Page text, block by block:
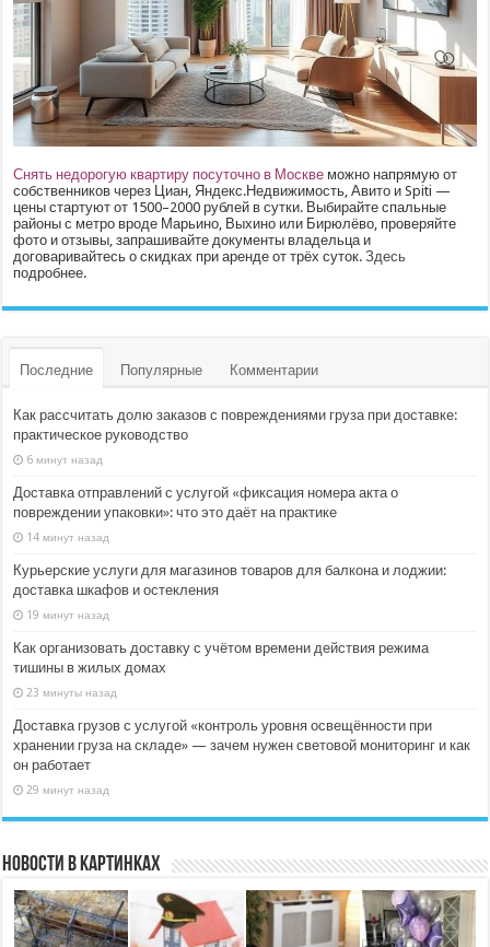
Снять недорогую квартиру посуточно в Москве можно напрямую от
собственников через Циан, Яндекс.Недвижимость, Авито и Spiti —
цены стартуют от 1500–2000 рублей в сутки. Выбирайте спальные
районы с метро вроде Марьино, Выхино или Бирюлёво, проверяйте
фото и отзывы, запрашивайте документы владельца и
договаривайтесь о скидках при аренде от трёх суток.Здесь
подробнее.
Последние Популярные Комментарии
Как рассчитать долю заказов с повреждениями груза при доставке:
практическое руководство
6 минут назад
Доставка отправлений с услугой «фиксация номера акта о
повреждении упаковки»: что это даёт на практике
14 минут назад
Курьерские услуги для магазинов товаров для балкона и лоджии:
доставка шкафов и остекления
19 минут назад
Как организовать доставку с учётом времени действия режима
тишины в жилых домах
23 минуты назад
Доставка грузов с услугой «контроль уровня освещённости при
хранении груза на складе» — зачем нужен световой мониторинг и как
он работает
29 минут назад
Новости в картинках